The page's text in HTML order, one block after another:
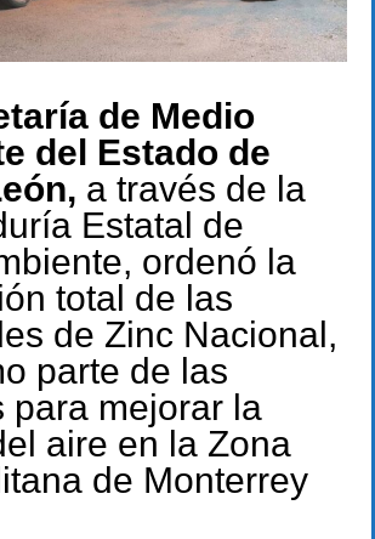
de Medio
del Estado de
a través de la
Estatal de
ordenó la
total de las
de Zinc Nacional,
parte de las
para mejorar la
aire en la Zona
de Monterrey